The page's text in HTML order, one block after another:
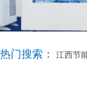
热门搜索： 江西节